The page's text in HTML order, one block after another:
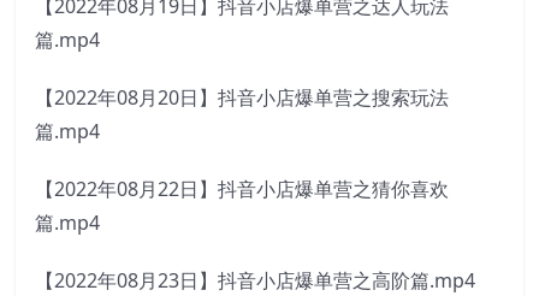
【2022年08月19日】抖音小店爆单营之达人玩法
篇.mp4
【2022年08月20日】抖音小店爆单营之搜索玩法
篇.mp4
【2022年08月22日】抖音小店爆单营之猜你喜欢
篇.mp4
【2022年08月23日】抖音小店爆单营之高阶篇.mp4